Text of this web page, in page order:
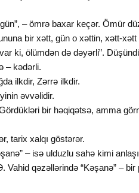
– ömrə baxar keçər. Ömür
bir xətt, gün o xəttin, xətt-xətt
ki, ölümdən də dəyərli”.
– kədərli.
ilkdir, Zərrə ilkdir.
əvvəlidir.
bir həqiqətsə, amma
tarix xalqı göstərər.
– isə ulduzlu sahə kimi
Vahid qəzəllərində “Kəşanə” –